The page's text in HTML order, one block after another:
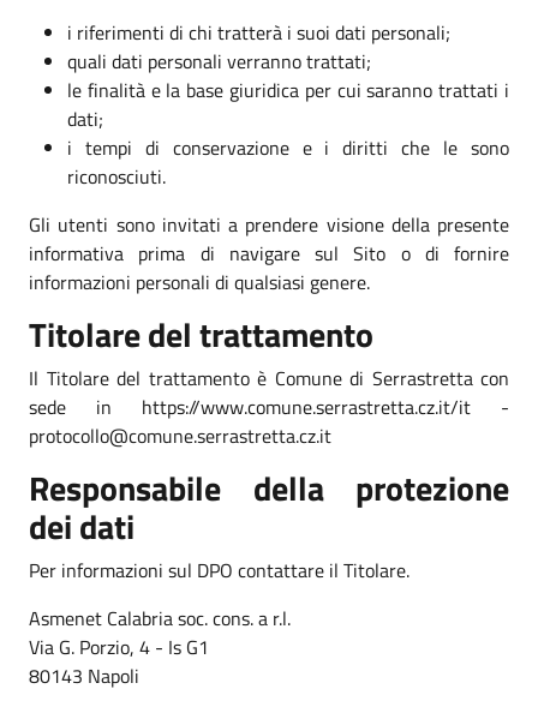
i riferimenti di chi tratterà i suoi dati personali;
quali dati personali verranno trattati;
le finalità e la base giuridica per cui saranno trattati i
dati;
i tempi di conservazione e i diritti che le sono
riconosciuti.
Gli utenti sono invitati a prendere visione della presente
informativa prima di navigare sul Sito o di fornire
informazioni personali di qualsiasi genere.
Titolare del trattamento
Il Titolare del trattamento è Comune di Serrastretta con
sede in https://www.comune.serrastretta.cz.it/it -
protocollo@comune.serrastretta.cz.it
Responsabile della protezione
dei dati
Per informazioni sul DPO contattare il Titolare.
Asmenet Calabria soc. cons. a r.l.
Via G. Porzio, 4 - Is G1
80143 Napoli